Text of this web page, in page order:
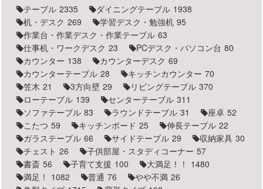
テーブル 2335 ダイニングテーブル 1938
机・デスク 269 学習デスク・勉強机 95
作業台・作業デスク・作業テーブル 63
仕事机・ワークデスク 23 PCデスク・パソコン台 80
カウンター 138 カウンターデスク 69
カウンターテーブル 28 キッチンカウンター 70
笠木 21 3方向壁 29 リビングテーブル 370
ローテーブル 139 センターテーブル 311
ソファテーブル 83 ラウンドテーブル 31 座卓 52
こたつ 59 キッチンボード 25 伸長テーブル 22
ガラステーブル 66 サイドテーブル 29 収納家具 30
チェスト 26 子供部屋・スタディコーナー 57
書斎 56 子育て支援 100 大満足！！ 1480
満足！ 1082 普通 76 やや不満 26